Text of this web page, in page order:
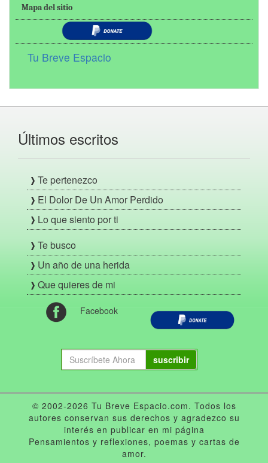
Mapa del sitio
Tu Breve Espacio
Últimos escritos
Te pertenezco
El Dolor De Un Amor Perdido
Lo que siento por ti
Te busco
Un año de una herida
Que quieres de mi
Facebook
suscribir
© 2002-2026 Tu Breve Espacio.com. Todos los
autores conservan sus derechos y agradezco su
interés en publicar en mi página
Pensamientos y reflexiones, poemas y cartas de
amor.